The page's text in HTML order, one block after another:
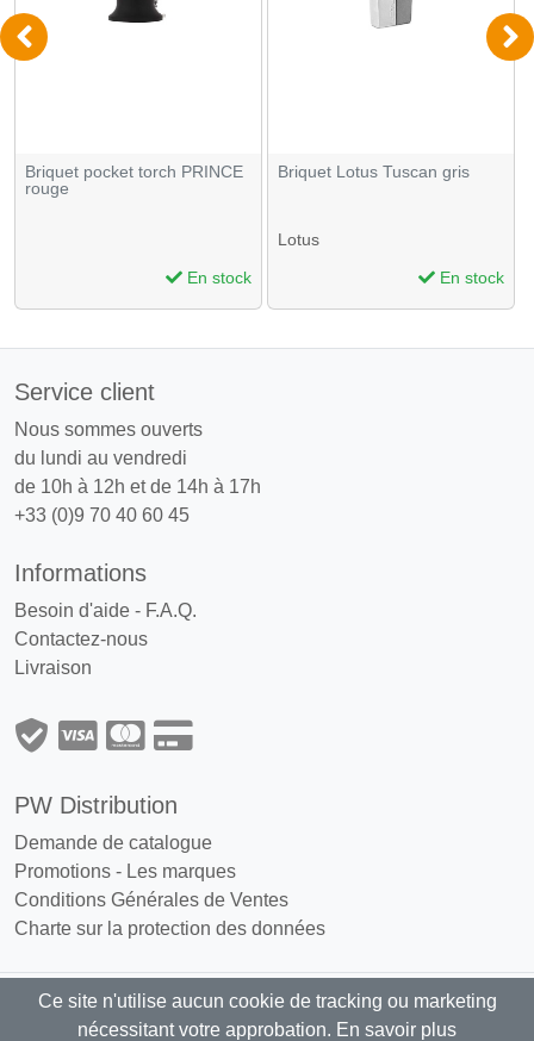
Briquet pocket torch PRINCE
rouge
En stock
Briquet Lotus Tuscan gris
Lotus
En stock
Service client
Nous sommes ouverts
du lundi au vendredi
de 10h à 12h et de 14h à 17h
+33 (0)9 70 40 60 45
Informations
Besoin d'aide - F.A.Q.
Contactez-nous
Livraison
PW Distribution
Demande de catalogue
Promotions - Les marques
Conditions Générales de Ventes
Charte sur la protection des données
PW Distribution : Grossiste, distributeur
Ce site n'utilise aucun cookie de tracking ou marketing
nécessitant votre approbation. En savoir plus